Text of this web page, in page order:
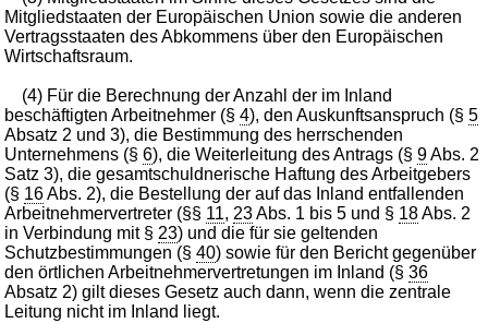
Mitgliedstaaten der Europäischen Union sowie die anderen
Vertragsstaaten des Abkommens über den Europäischen
Wirtschaftsraum.
(4) Für die Berechnung der Anzahl der im Inland
beschäftigten Arbeitnehmer (§4), den Auskunftsanspruch (§5
Absatz 2 und 3), die Bestimmung des herrschenden
Unternehmens (§6), die Weiterleitung des Antrags (§9Abs. 2
Satz 3), die gesamtschuldnerische Haftung des Arbeitgebers
(§ 16Abs. 2), die Bestellung der auf das Inland entfallenden
Arbeitnehmervertreter (§§ 11, 23Abs. 1 bis 5 und § 18Abs. 2
in Verbindung mit § 23) und die für sie geltenden
Schutzbestimmungen (§40) sowie für den Bericht gegenüber
den örtlichen Arbeitnehmervertretungen im Inland (§36
Absatz 2) gilt dieses Gesetz auch dann, wenn die zentrale
Leitung nicht im Inland liegt.